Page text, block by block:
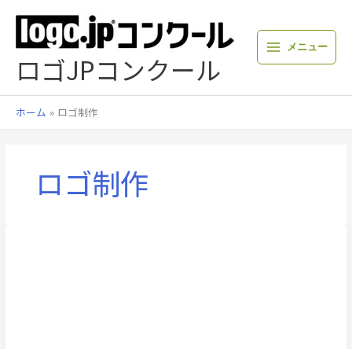
プ
ロゴJPコンクール
メニュー
ホーム ロゴ制作
ロゴ制作